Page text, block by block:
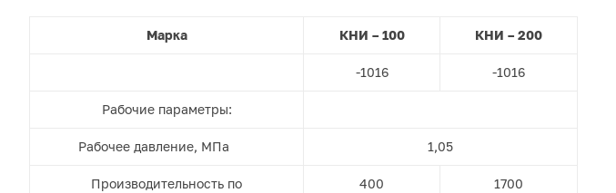
Марка КНИ – 100 КНИ – 200
-1016 -1016
Рабочие параметры:
Рабочее давление, МПа 1,05
Производительность по
400 1700